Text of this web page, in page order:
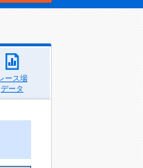
ース場
データ